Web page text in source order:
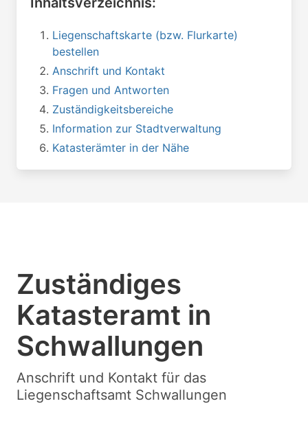
Liegenschaftskarte (bzw. Flurkarte)
bestellen
Anschrift und Kontakt
Fragen und Antworten
Zuständigkeitsbereiche
Information zur Stadtverwaltung
Katasterämter in der Nähe
Zuständiges
Katasteramt in
Schwallungen
Anschrift und Kontakt für das
Liegenschaftsamt Schwallungen